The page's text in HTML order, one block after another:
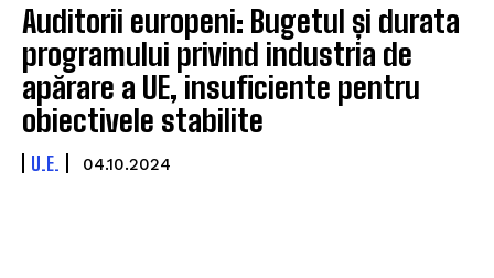
Auditorii europeni: Bugetul și durata
programului privind industria de
apărare a UE, insuficiente pentru
obiectivele stabilite
U.E. 04.10.2024